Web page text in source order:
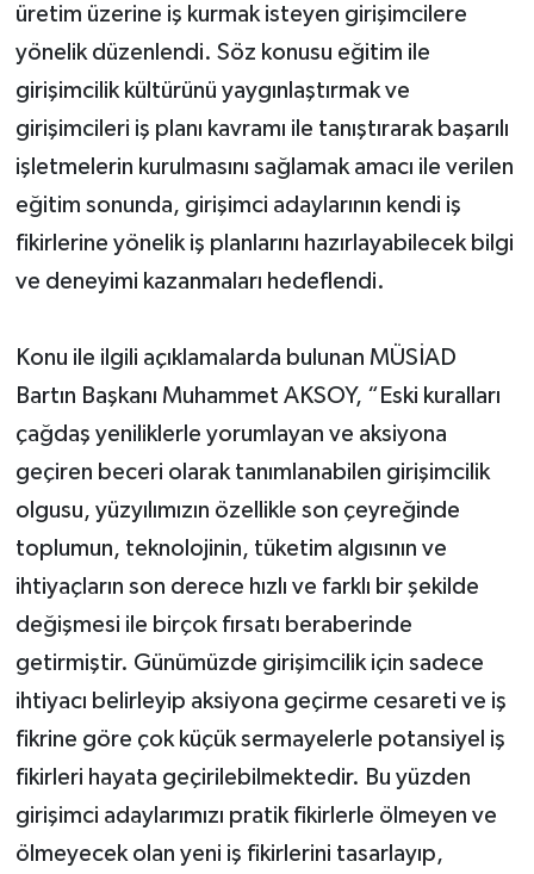
üretim üzerine iş kurmak isteyen girişimcilere
yönelik düzenlendi. Söz konusu eğitim ile
girişimcilik kültürünü yaygınlaştırmak ve
girişimcileri iş planı kavramı ile tanıştırarak başarılı
işletmelerin kurulmasını sağlamak amacı ile verilen
eğitim sonunda, girişimci adaylarının kendi iş
fikirlerine yönelik iş planlarını hazırlayabilecek bilgi
ve deneyimi kazanmaları hedeflendi.
Konu ile ilgili açıklamalarda bulunan MÜSİAD
Bartın Başkanı Muhammet AKSOY, “Eski kuralları
çağdaş yeniliklerle yorumlayan ve aksiyona
geçiren beceri olarak tanımlanabilen girişimcilik
olgusu, yüzyılımızın özellikle son çeyreğinde
toplumun, teknolojinin, tüketim algısının ve
ihtiyaçların son derece hızlı ve farklı bir şekilde
değişmesi ile birçok fırsatı beraberinde
getirmiştir. Günümüzde girişimcilik için sadece
ihtiyacı belirleyip aksiyona geçirme cesareti ve iş
fikrine göre çok küçük sermayelerle potansiyel iş
fikirleri hayata geçirilebilmektedir. Bu yüzden
girişimci adaylarımızı pratik fikirlerle ölmeyen ve
ölmeyecek olan yeni iş fikirlerini tasarlayıp,